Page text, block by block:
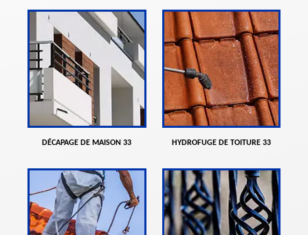
DÉCAPAGE DE MAISON 33 HYDROFUGE DE TOITURE 33